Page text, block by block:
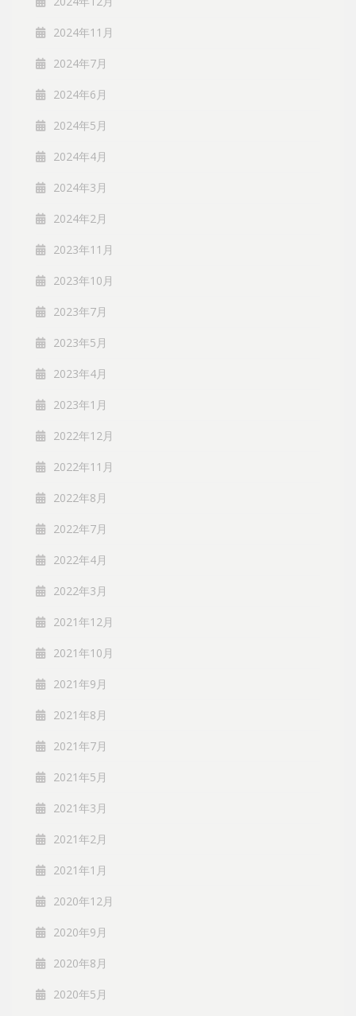
2024年11月
2024年7月
2024年6月
2024年5月
2024年4月
2024年3月
2024年2月
2023年11月
2023年10月
2023年7月
2023年5月
2023年4月
2023年1月
2022年12月
2022年11月
2022年8月
2022年7月
2022年4月
2022年3月
2021年12月
2021年10月
2021年9月
2021年8月
2021年7月
2021年5月
2021年3月
2021年2月
2021年1月
2020年12月
2020年9月
2020年8月
2020年5月